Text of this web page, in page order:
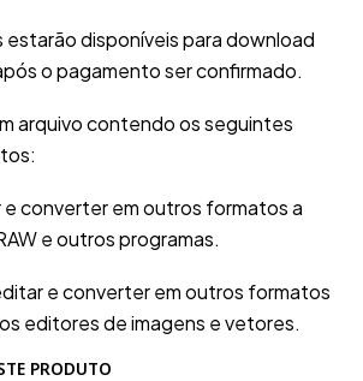
estarão disponíveis para download
o pagamento ser confirmado.
arquivo contendo os seguintes
e converter em outros formatos a
e outros programas.
e converter em outros formatos
editores de imagens e vetores.
PRODUTO